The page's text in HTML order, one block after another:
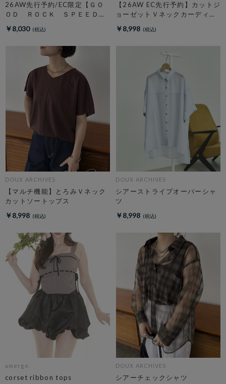
26AW先行予約/EC限定【ＧＯ
ＯＤ ＲＯＣＫ ＳＰＥＥＤ】
ＥＥ
￥8,030
【26AW EC先行予約】カットジ
ョーゼットＶネックカーディガ
￥8,998
DOUX ARCHIVES
【マルチ機能】とろみＶネック
カットソートップス
￥8,998
DOUX ARCHIVES
シアーストライプオーバーシャ
ツ
￥8,998
amerge.
corset ribbon tops
DOUX ARCHIVES
シアーチェックシャツ